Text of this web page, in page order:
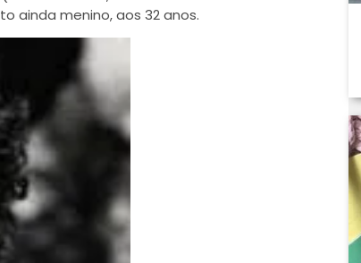
ainda menino, aos 32 anos.